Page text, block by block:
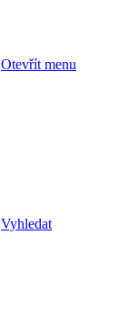
Otevřít menu
Vyhledat